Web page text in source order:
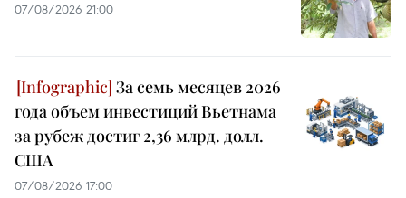
07/08/2026 21:00
За семь месяцев 2026
года объем инвестиций Вьетнама
за рубеж достиг 2,36 млрд. долл.
США
07/08/2026 17:00